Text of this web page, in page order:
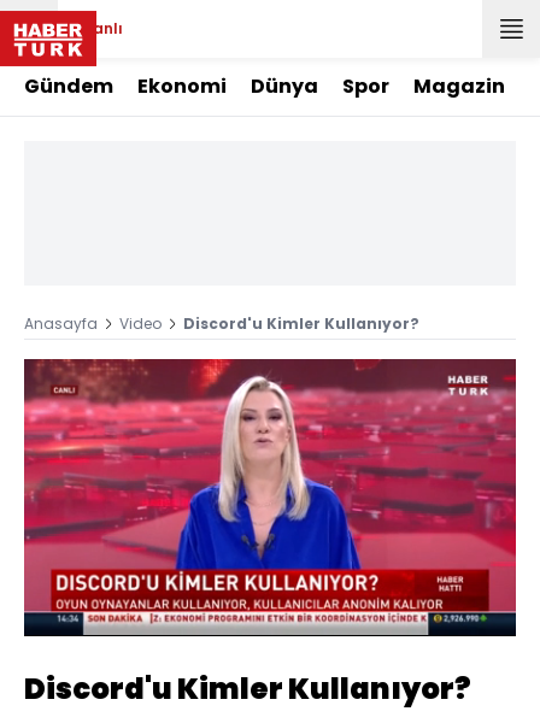
Canlı
Gündem Ekonomi Dünya Spor Magazin
Anasayfa Video Discord'u Kimler Kullanıyor?
Sesi
Aç
Yüklendi:
8.15%
Oynatma
Hızı
Discord'u Kimler Kullanıyor?